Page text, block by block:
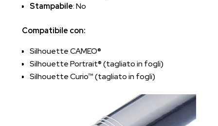
Stampabile: No
Compatibile con:
Silhouette CAMEO®
Silhouette Portrait® (tagliato in fogli)
Silhouette Curio™ (tagliato in fogli)